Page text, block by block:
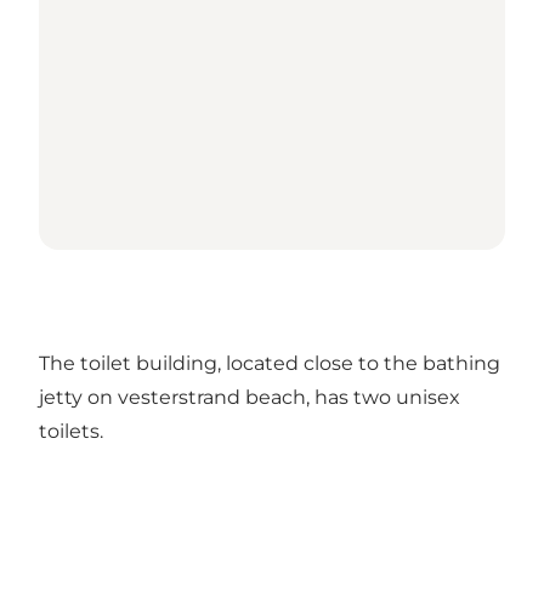
The toilet building, located close to the bathing
jetty on vesterstrand beach, has two unisex
toilets.